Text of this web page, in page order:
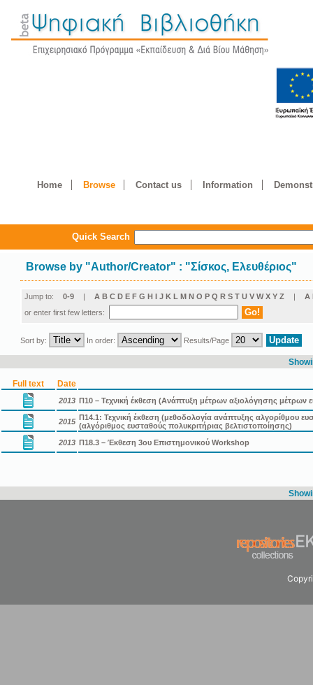
Home Browse Contact us Information
Quick Search
Browse by "Author/Creator" : "Σίσκος, Ελευθέριος"
Jump to: 0-9 | A B C D E F G H I J K L M N O P Q R S T U V W X Y Z | Α
or enter first few letters:
Sort by: In order: Results/Page
Full text Date
2013 Π10 – Τεχνική έκθεση (Ανάπτυξη μέτρων αξιολόγησης
2015 Π14.1: Τεχνική έκθεση (μεθοδολογία ανάπτυξης αλγορίθμου
(αλγόριθμος ευσταθούς πολυκριτήριας βελτιστοποίησης)
2013 Π18.3 – Έκθεση 3ου Επιστημονικού Workshop